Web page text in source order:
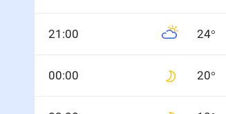
21 :00 24°
00:00 20°